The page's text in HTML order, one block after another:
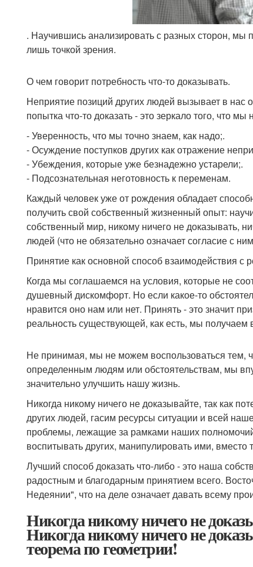
. Научившись анализировать с разных сторон, мы
лишь точкой зрения.
О чем говорит потребность что-то доказывать.
Неприятие позиций других людей вызывает в нас
попытка что-то доказать - это зеркало того, что
- Уверенность, что мы точно знаем, как надо;.
- Осуждение поступков других как отражение
- Убеждения, которые уже безнадежно устарели;.
- Подсознательная неготовность к переменам.
Каждый человек уже от рождения обладает
получить свой собственный жизненный опыт:
собственный мир, никому ничего не доказывать,
людей (что не обязательно означает согласие с
Принятие как основной способ взаимодействия с
Когда мы соглашаемся на условия, которые не
душевный дискомфорт. Но если какое-то
нравится оно нам или нет. Принять - это значит
реальность существующей, как есть, мы получаем
Не принимая, мы не можем воспользоваться тем,
определенным людям или обстоятельствам, мы
значительно улучшить нашу жизнь.
Никогда никому ничего не доказывайте, так как
других людей, гасим ресурсы ситуации и всей
проблемы, лежащие за рамками наших
воспитывать других, манипулировать ими,
Лучший способ доказать что-либо - это наша
радостным и благодарным принятием всего.
Недеянии", что на деле означает давать всему
Никогда никому ничего не
Никогда никому ничего не
теорема по геометрии!